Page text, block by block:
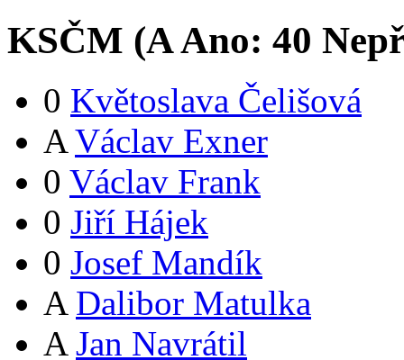
KSČM (AAno: 40
0 Květoslava Čelišová
A Václav Exner
0 Václav Frank
0 Jiří Hájek
0 Josef Mandík
A Dalibor Matulka
A Jan Navrátil